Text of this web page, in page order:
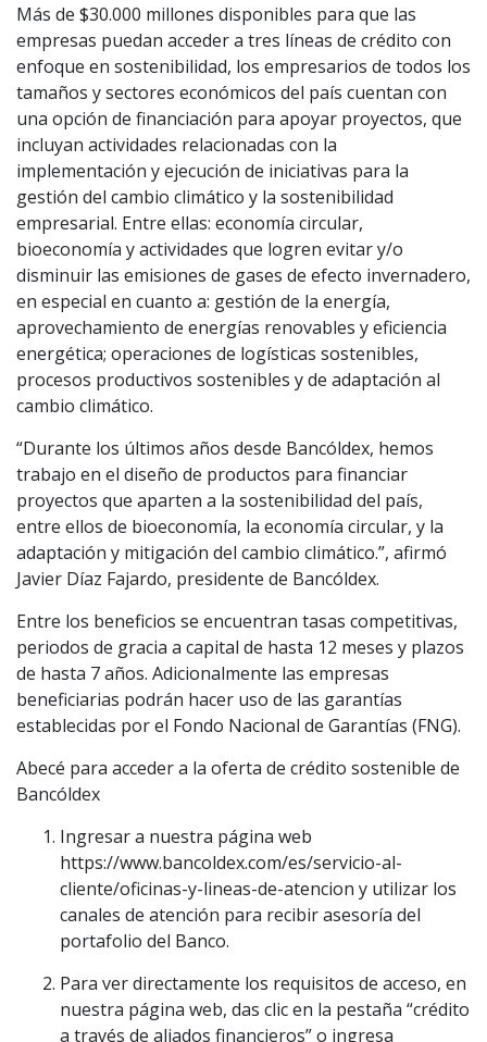
Más de $30.000 millones disponibles para que las
empresas puedan acceder a tres líneas de crédito con
enfoque en sostenibilidad, los empresarios de todos los
tamaños y sectores económicos del país cuentan con
una opción de financiación para apoyar proyectos, que
incluyan actividades relacionadas con la
implementación y ejecución de iniciativas para la
gestión del cambio climático y la sostenibilidad
empresarial. Entre ellas: economía circular,
bioeconomía y actividades que logren evitar y/o
disminuir las emisiones de gases de efecto invernadero,
en especial en cuanto a: gestión de la energía,
aprovechamiento de energías renovables y eficiencia
energética; operaciones de logísticas sostenibles,
procesos productivos sostenibles y de adaptación al
cambio climático.
“Durante los últimos años desde Bancóldex, hemos
trabajo en el diseño de productos para financiar
proyectos que aparten a la sostenibilidad del país,
entre ellos de bioeconomía, la economía circular, y la
adaptación y mitigación del cambio climático.”, afirmó
Javier Díaz Fajardo, presidente de Bancóldex.
Entre los beneficios se encuentran tasas competitivas,
periodos de gracia a capital de hasta 12 meses y plazos
de hasta 7 años. Adicionalmente las empresas
beneficiarias podrán hacer uso de las garantías
establecidas por el Fondo Nacional de Garantías (FNG).
Abecé para acceder a la oferta de crédito sostenible de
Bancóldex
Ingresar a nuestra página web
https://www.bancoldex.com/es/servicio-al-
cliente/oficinas-y-lineas-de-atencion y utilizar los
canales de atención para recibir asesoría del
portafolio del Banco.
Para ver directamente los requisitos de acceso, en
nuestra página web, das clic en la pestaña “crédito
a través de aliados financieros” o ingresa